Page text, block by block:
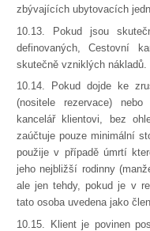
zbývajících ubytovacích
10.13. Pokud jsou
definovaných, Cestovní
skutečně vzniklých nákladů.
10.14. Pokud dojde ke
(nositele rezervace)
kancelář klientovi, bez
zaúčtuje pouze minimální
použije v případě úmrtí
jeho nejbližší rodinny
ale jen tehdy, pokud je v
tato osoba uvedena jako
10.15. Klient je povinen